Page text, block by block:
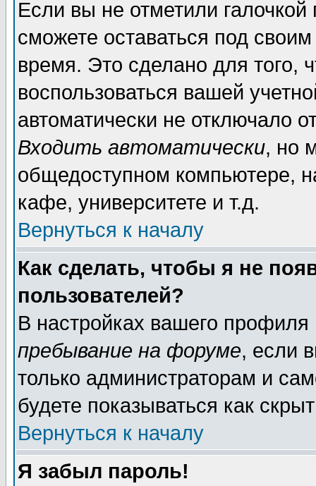
Если вы не отметили галочкой
сможете оставаться под
время. Это сделано для того,
воспользоваться вашей
автоматически не отключало
Входить автоматически, но
общедоступном компьютере,
кафе, университете и т.д.
Вернуться к началу
Как сделать, чтобы я не
пользователей?
В настройках вашего
пребывание на форуме, если
только администраторам и
будете показываться как
Вернуться к началу
Я забыл пароль!